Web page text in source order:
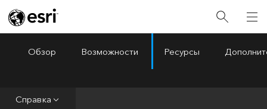
ArcGIS Pro
Обзор Возможности Ресурсы
Справка